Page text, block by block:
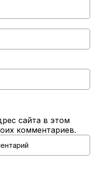
сайта в этом
комментариев.